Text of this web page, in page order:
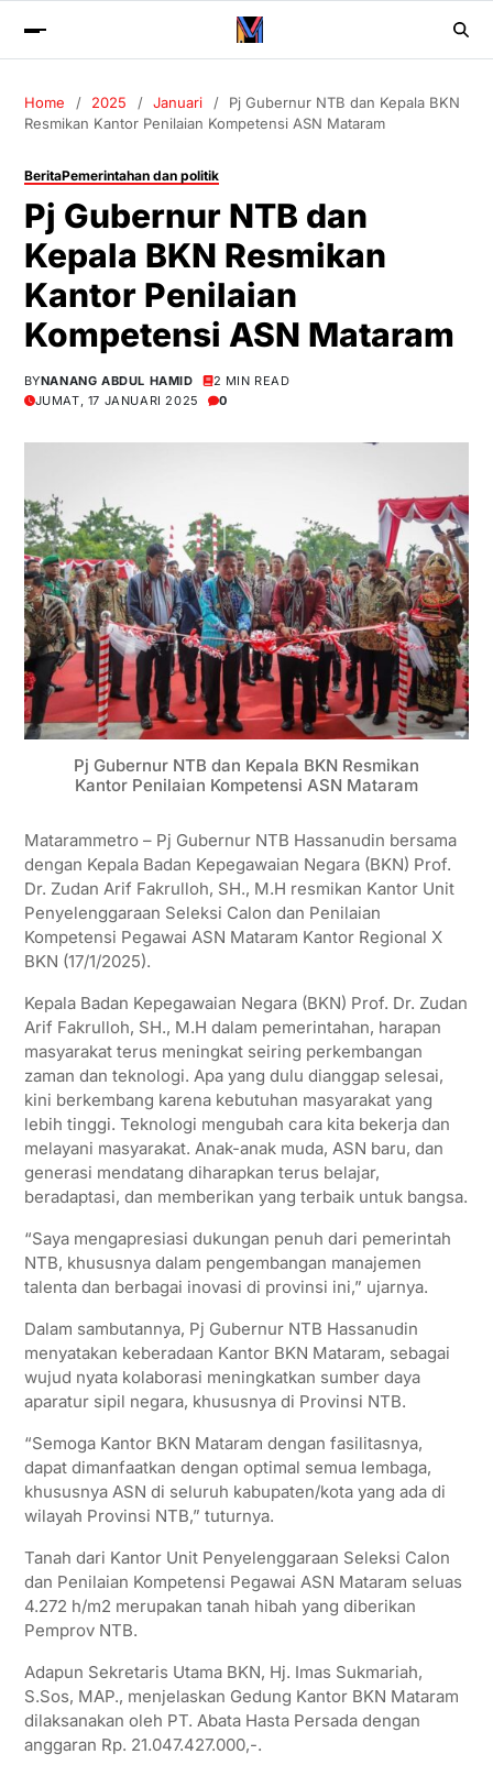
Home 2025 Januari
Pj Gubernur NTB dan Kepala BKN
Resmikan Kantor Penilaian Kompetensi ASN Mataram
BeritaPemerintahan dan politik
Pj Gubernur NTB dan
Kepala BKN Resmikan
Kantor Penilaian
Kompetensi ASN Mataram
BYNANANG ABDUL HAMID
2 MIN READ
JUMAT, 17 JANUARI 2025
0
Pj Gubernur NTB dan Kepala BKN Resmikan
Kantor Penilaian Kompetensi ASN Mataram
Matarammetro – Pj Gubernur NTB Hassanudin bersama
dengan Kepala Badan Kepegawaian Negara (BKN) Prof.
Dr. Zudan Arif Fakrulloh, SH., M.H resmikan Kantor Unit
Penyelenggaraan Seleksi Calon dan Penilaian
Kompetensi Pegawai ASN Mataram Kantor Regional X
BKN (17/1/2025).
Kepala Badan Kepegawaian Negara (BKN) Prof. Dr. Zudan
Arif Fakrulloh, SH., M.H dalam pemerintahan, harapan
masyarakat terus meningkat seiring perkembangan
zaman dan teknologi. Apa yang dulu dianggap selesai,
kini berkembang karena kebutuhan masyarakat yang
lebih tinggi. Teknologi mengubah cara kita bekerja dan
melayani masyarakat. Anak-anak muda, ASN baru, dan
generasi mendatang diharapkan terus belajar,
beradaptasi, dan memberikan yang terbaik untuk bangsa.
“Saya mengapresiasi dukungan penuh dari pemerintah
NTB, khususnya dalam pengembangan manajemen
talenta dan berbagai inovasi di provinsi ini,” ujarnya.
Dalam sambutannya, Pj Gubernur NTB Hassanudin
menyatakan keberadaan Kantor BKN Mataram, sebagai
wujud nyata kolaborasi meningkatkan sumber daya
aparatur sipil negara, khususnya di Provinsi NTB.
“Semoga Kantor BKN Mataram dengan fasilitasnya,
dapat dimanfaatkan dengan optimal semua lembaga,
khususnya ASN di seluruh kabupaten/kota yang ada di
wilayah Provinsi NTB,” tuturnya.
Tanah dari Kantor Unit Penyelenggaraan Seleksi Calon
dan Penilaian Kompetensi Pegawai ASN Mataram seluas
4.272 h/m2 merupakan tanah hibah yang diberikan
Pemprov NTB.
Adapun Sekretaris Utama BKN, Hj. Imas Sukmariah,
S.Sos, MAP., menjelaskan Gedung Kantor BKN Mataram
dilaksanakan oleh PT. Abata Hasta Persada dengan
anggaran Rp. 21.047.427.000,-.